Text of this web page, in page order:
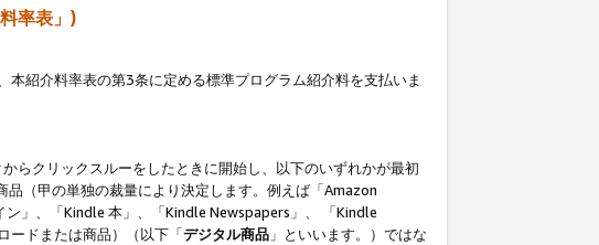
率表」)
紹介料率表の第3条に定める標準プログラム紹介料を支払いま
らクリックスルーをしたときに開始し、以下のいずれかが最初
（甲の単独の裁量により決定します。例えば「Amazon
」、「Kindle 本」、「Kindle Newspapers」、 「Kindle
ードまたは商品）（以下「デジタル商品 」といいます。）ではな